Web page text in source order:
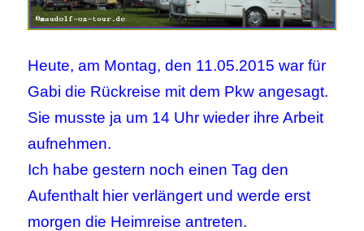
Heute, am Montag, den 11.05.2015 war für
Gabi die Rückreise mit dem Pkw angesagt.
Sie musste ja um 14 Uhr wieder ihre Arbeit
aufnehmen.
Ich habe gestern noch einen Tag den
Aufenthalt hier verlängert und werde erst
morgen die Heimreise antreten.